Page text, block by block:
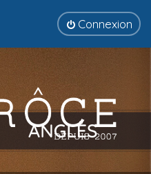
Connexion